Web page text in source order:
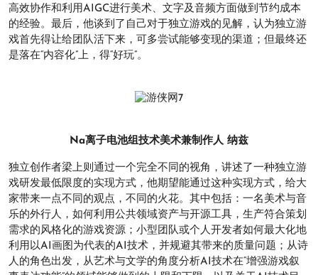
高效协作和利用AIGC进行美术、文字及音频方面做到节约成本
的经验。最后，他谈到了自己对于独立游戏的见解，认为独立游
戏首先得让给团队活下来，可多尝试能够变现的渠道；但最终还
是落在“内容化”上，得“好玩”。
Na离子电池组技术美术兼制作人 纳兹
独立创作者梁上则通过一个完全不同的视角，讲述了一种独立游
戏研发最低限度的实现方式，他期望能通过这种实现方式，给大
家带来一点不同的观点，不同的火花。其中包括：一名美术与音
乐的外行人，如何利用公共领域资产与开源工具，生产符合策划
需求的风格化的游戏资源；小型团队或个人开发者如何最大化地
利用以AI画图为代表的AI技术，并规避其带来的质量问题；从诗
人的角色出发，从艺术与文学的角度分析AI技术在“增强游戏叙